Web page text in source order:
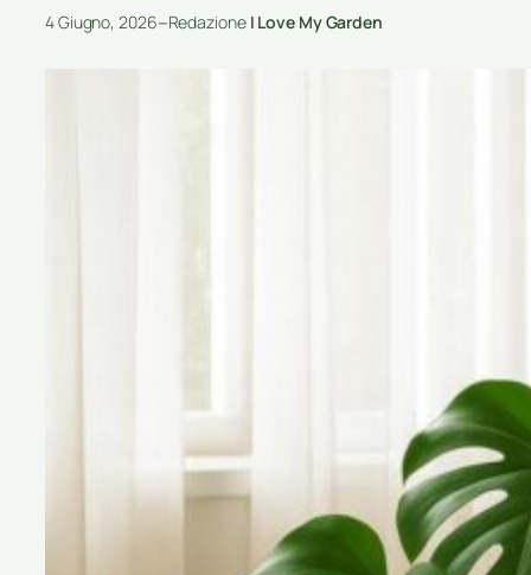
4 Giugno, 2026–Redazione I Love My Garden